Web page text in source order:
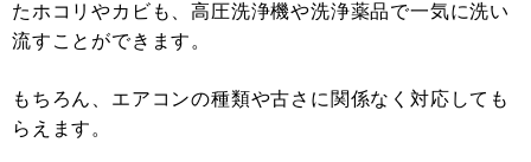
たホコリやカビも、高圧洗浄機や洗浄薬品で一気に洗い
流すことができます。
もちろん、エアコンの種類や古さに関係なく対応しても
らえます。